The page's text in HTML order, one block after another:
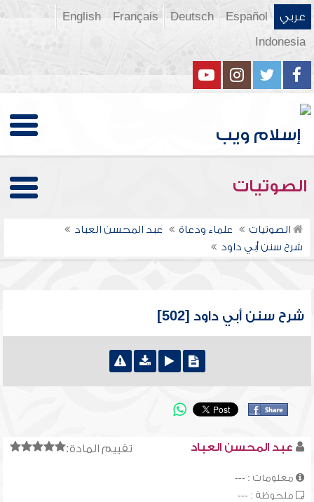
عربي Español
Deutsch
Français
English
Indonesia
الصوتيات
الصوتيات علماء ودعاة
عبد المحسن العباد
شرح سنن أبي داود
شرح سنن أبي داود [502]
تقييم المادة: عبد المحسن العباد
معلومات : ---
ملحوظة : ---